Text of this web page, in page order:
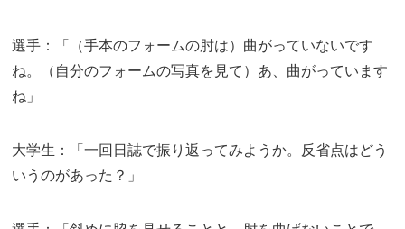
選手：「（手本のフォームの肘は）曲がっていないです
ね。（自分のフォームの写真を見て）あ、曲がっています
ね」
大学生：「一回日誌で振り返ってみようか。反省点はどう
いうのがあった？」